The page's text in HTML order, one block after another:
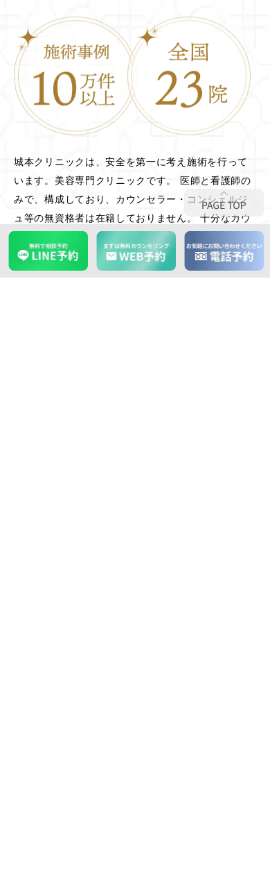
城本クリニックは、安全を第一に考え施術を行って
います。美容専門クリニックです。 医師と看護師の
みで、構成しており、カウンセラー・コンシェルジ
ュ等の無資格者は在籍しておりません。 十分なカウ
ンセリング、アドバイス、しっかりしたアフターケ
アシステムを整えることで、患者様の”安心”を重視し
た”あなたの身になって考える”美容外科・美容皮膚科